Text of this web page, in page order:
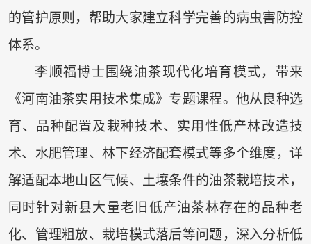
的管护原则，帮助大家建立科学完善的病虫害防控
体系。
李顺福博士围绕油茶现代化培育模式，带来
《河南油茶实用技术集成》专题课程。他从良种选
育、品种配置及栽种技术、实用性低产林改造技
术、水肥管理、林下经济配套模式等多个维度，详
解适配本地山区气候、土壤条件的油茶栽培技术，
同时针对新县大量老旧低产油茶林存在的品种老
化、管理粗放、栽培模式落后等问题，深入分析低